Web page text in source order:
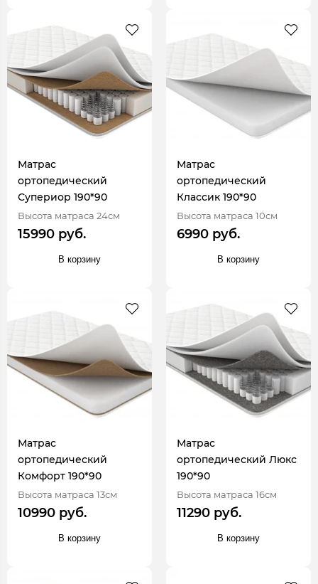
Матрас
ортопедический
Супериор 190*90
Высота матраса 24см
15990 руб.
В корзину
Матрас
ортопедический
Классик 190*90
Высота матраса 10см
6990 руб.
В корзину
Матрас
ортопедический
Комфорт 190*90
Высота матраса 13см
10990 руб.
В корзину
Матрас
ортопедический Люкс
190*90
Высота матраса 16см
11290 руб.
В корзину